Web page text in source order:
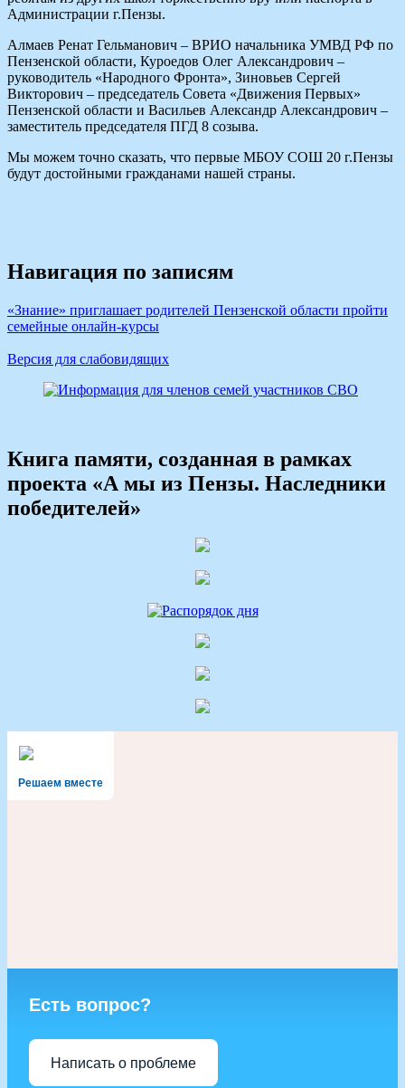
Администрации г.Пензы.
Алмаев Ренат Гельманович – ВРИО начальника УМВД РФ по
Пензенской области, Куроедов Олег Александрович –
руководитель «Народного Фронта», Зиновьев Сергей
Викторович – председатель Совета «Движения Первых»
Пензенской области и Васильев Александр Александрович –
заместитель председателя ПГД 8 созыва.
Мы можем точно сказать, что первые МБОУ СОШ 20 г.Пензы
будут достойными гражданами нашей страны.
Навигация по записям
«Знание» приглашает родителей Пензенской области пройти
семейные онлайн-курсы
Версия для слабовидящих
Книга памяти, созданная в рамках
проекта «А мы из Пензы. Наследники
победителей»
Решаем вместе
Есть вопрос?
Написать о проблеме